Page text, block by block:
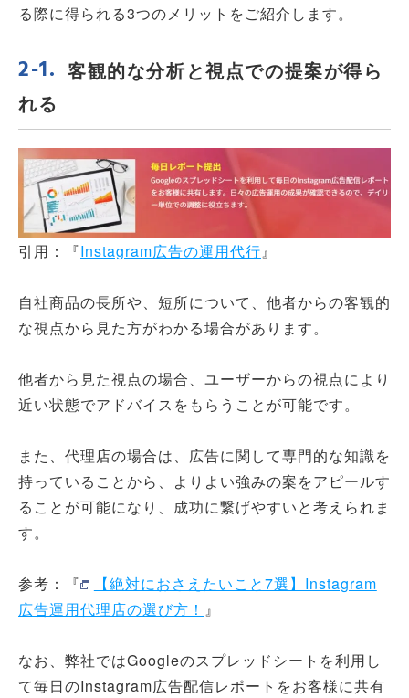
る際に得られる3つのメリットをご紹介します。
客観的な分析と視点での提案が得ら
れる
引用：『Instagram広告の運用代行』
自社商品の長所や、短所について、他者からの客観的
な視点から見た方がわかる場合があります。
他者から見た視点の場合、ユーザーからの視点により
近い状態でアドバイスをもらうことが可能です。
また、代理店の場合は、広告に関して専門的な知識を
持っていることから、よりよい強みの案をアピールす
ることが可能になり、成功に繋げやすいと考えられま
す。
参考：『
【絶対におさえたいこと7選】Instagram
広告運用代理店の選び方！ 』
なお、弊社ではGoogleのスプレッドシートを利用し
て毎日のInstagram広告配信レポートをお客様に共有